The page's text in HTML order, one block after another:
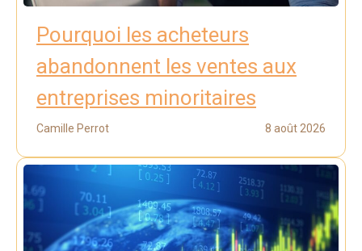
Pourquoi les acheteurs
abandonnent les ventes aux
entreprises minoritaires
Camille Perrot 8 août 2026